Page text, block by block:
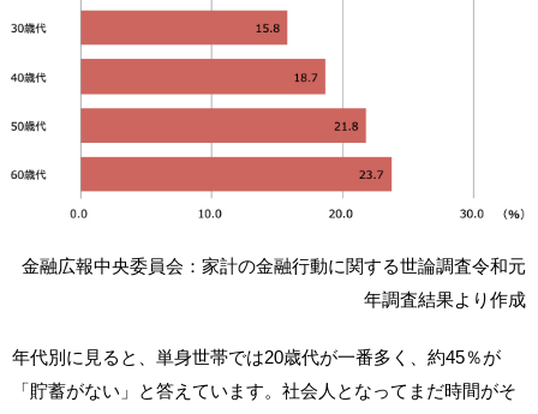
金融広報中央委員会：家計の金融行動に関する世論調査令和元
年調査結果より作成
年代別に見ると、単身世帯では20歳代が一番多く、約45％が
「貯蓄がない」と答えています。社会人となってまだ時間がそ